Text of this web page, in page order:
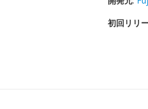
初回リリ